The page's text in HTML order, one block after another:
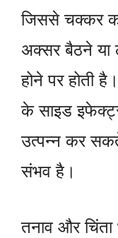
जिससे चक्कर
अक्सर बैठने
होने पर होती
के साइड
उत्पन्न कर
संभव है।
तनाव और